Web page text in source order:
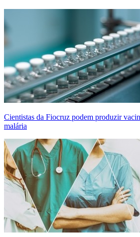
Cientistas da Fiocruz podem produzir
malária